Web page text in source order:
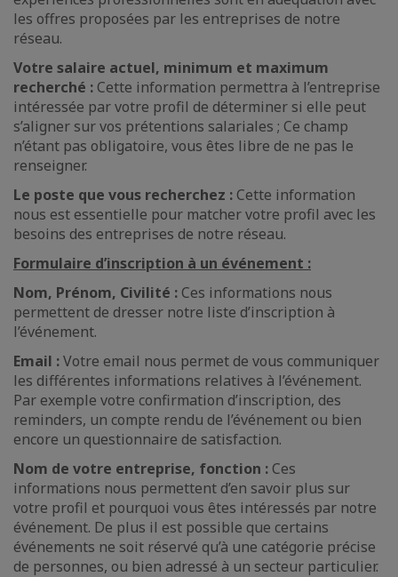
les offres proposées par les entreprises de notre
réseau.
Votre salaire actuel, minimum et maximum
recherché : Cette information permettra à l’entreprise
intéressée par votre profil de déterminer si elle peut
s’aligner sur vos prétentions salariales ; Ce champ
n’étant pas obligatoire, vous êtes libre de ne pas le
renseigner.
Le poste que vous recherchez : Cette information
nous est essentielle pour matcher votre profil avec les
besoins des entreprises de notre réseau.
Formulaire d’inscription à un événement :
Nom, Prénom, Civilité : Ces informations nous
permettent de dresser notre liste d’inscription à
l’événement.
Email :Votre email nous permet de vous communiquer
les différentes informations relatives à l’événement.
Par exemple votre confirmation d’inscription, des
reminders, un compte rendu de l’événement ou bien
encore un questionnaire de satisfaction.
Nom de votre entreprise, fonction : Ces
informations nous permettent d’en savoir plus sur
votre profil et pourquoi vous êtes intéressés par notre
événement. De plus il est possible que certains
événements ne soit réservé qu’à une catégorie précise
de personnes, ou bien adressé à un secteur particulier.